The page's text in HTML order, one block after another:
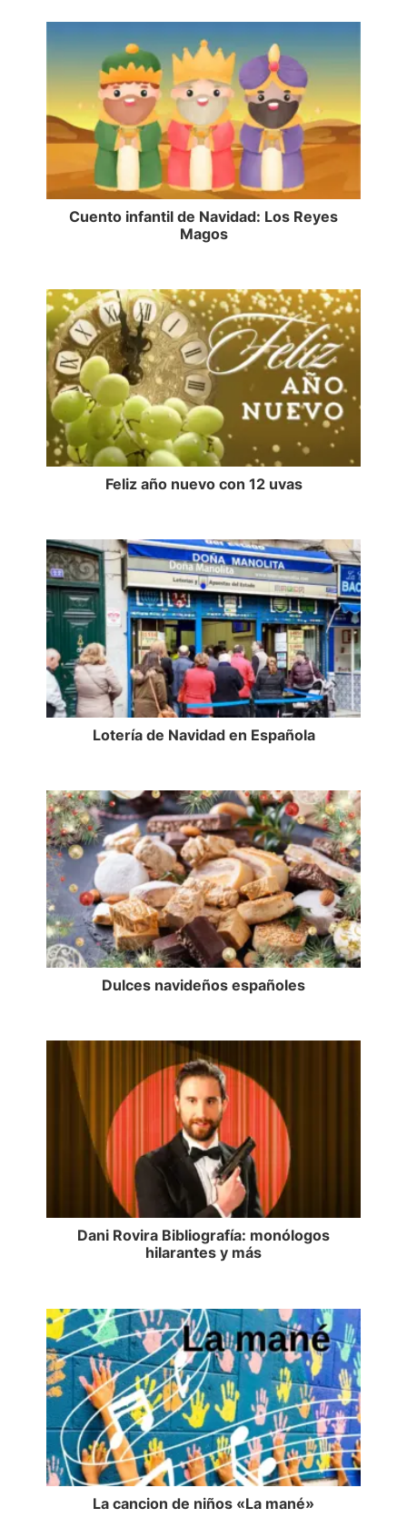
Cuento infantil de Navidad: Los Reyes
Magos
Feliz año nuevo con 12 uvas
Lotería de Navidad en Española
Dulces navideños españoles
Dani Rovira Bibliografía: monólogos
hilarantes y más
La cancion de niños «La mané»